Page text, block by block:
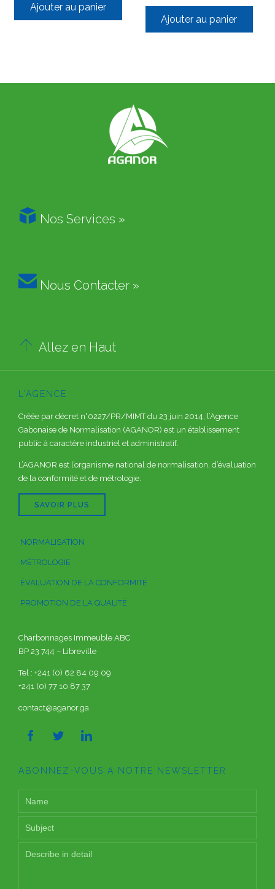
Ajouter au panier
Ajouter au panier
 Nos Services »
 Nous Contacter »
 Allez en Haut
L’AGENCE
Créée par décret n°0227/PR/MIMT du 23 juin 2014, l’Agence
Gabonaise de Normalisation (AGANOR) est un établissement
public à caractère industriel et administratif.
L’AGANOR est l’organisme national de normalisation, d’évaluation
de la conformité et de métrologie.
SAVOIR PLUS
NORMALISATION
MÉTROLOGIE
ÉVALUATION DE LA CONFORMITÉ
PROMOTION DE LA QUALITÉ
Charbonnages Immeuble ABC
BP 23 744 – Libreville
Tel : +241 (0) 62 84 09 09
+241 (0) 77 10 87 37
contact@aganor.ga
  
ABONNEZ-VOUS A NOTRE NEWSLETTER